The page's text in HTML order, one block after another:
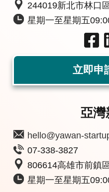
244019新北市林口
星期一至星期五
立即申
亞灣
hello@yawan-
07-338-3827
806614高雄市前鎮
星期一至星期五